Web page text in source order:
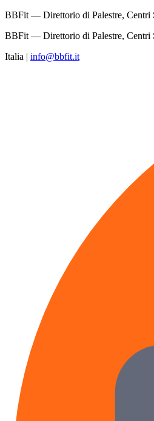
BBFit — Direttorio di Palestre, Centri
BBFit — Direttorio di Palestre, Centri
Italia | info@bbfit.it